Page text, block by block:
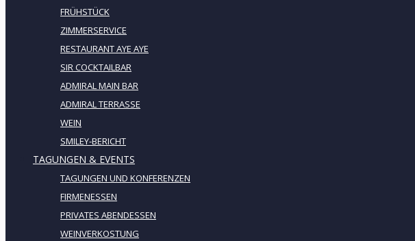
FRÜHSTÜCK
ZIMMERSERVICE
RESTAURANT AYE AYE
SIR COCKTAILBAR
ADMIRAL MAIN BAR
ADMIRAL TERRASSE
WEIN
SMILEY-BERICHT
TAGUNGEN & EVENTS
TAGUNGEN UND KONFERENZEN
FIRMENESSEN
PRIVATES ABENDESSEN
WEINVERKOSTUNG